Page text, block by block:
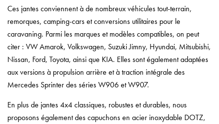
Ces jantes conviennent à de nombreux véhicules tout-terrain,
remorques, camping-cars et conversions utilitaires pour le
caravaning. Parmi les marques et modèles compatibles, on peut
citer : VW Amarok, Volkswagen, Suzuki Jimny, Hyundai, Mitsubishi,
Nissan, Ford, Toyota, ainsi que KIA. Elles sont également adaptées
aux versions à propulsion arrière et à traction intégrale des
Mercedes Sprinter des séries W906 et W907.
En plus de jantes 4x4 classiques, robustes et durables, nous
proposons également des capuchons en acier inoxydable DOTZ,